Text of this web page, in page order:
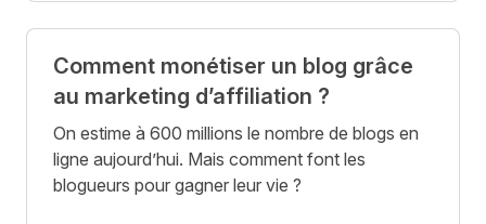
Comment monétiser un blog grâce
au marketing d’affiliation ?
On estime à 600 millions le nombre de blogs en
ligne aujourd’hui. Mais comment font les
blogueurs pour gagner leur vie ?